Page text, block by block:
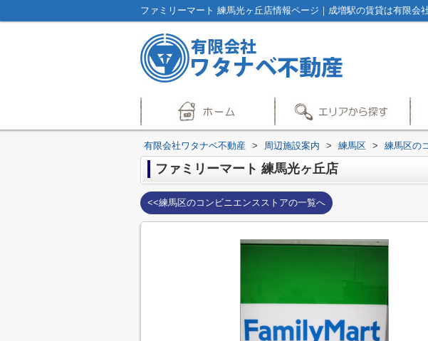
ファミリーマート 練馬光ヶ丘店情報ページ｜成増駅の賃貸は有限会
有限会社ワタナベ不動産 > 周辺施設案内 > 練馬区 > 練馬区の
ファミリーマート 練馬光ヶ丘店
<<練馬区のコンビニエンスストアの一覧へ